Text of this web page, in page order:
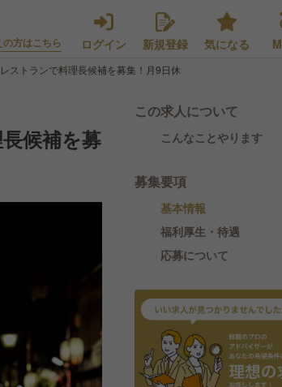
方はこちら ログイン 新規登録 気になる
ストランで料理長候補を募集！月9日休
候補を募
この求人について
こんなことやります
募集要項
基本情報
福利厚生・待遇
応募について